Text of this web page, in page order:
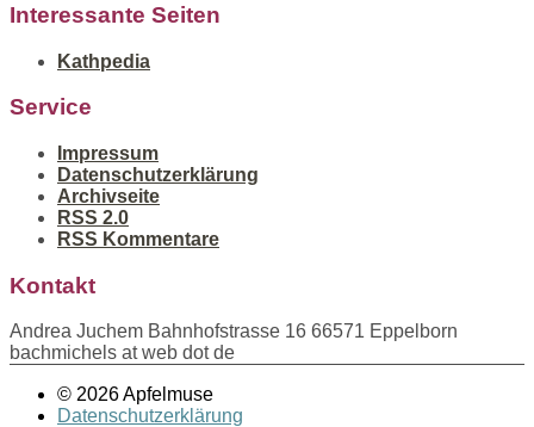
Interessante Seiten
Kathpedia
Service
Impressum
Datenschutzerklärung
Archivseite
RSS 2.0
RSS Kommentare
Kontakt
Andrea Juchem Bahnhofstrasse 16 66571 Eppelborn
bachmichels at web dot de
© 2026 Apfelmuse
Datenschutzerklärung